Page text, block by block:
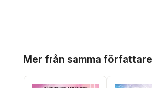
Mer från samma författare